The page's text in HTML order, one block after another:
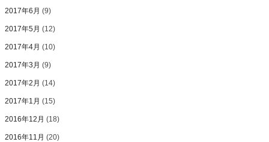
2017年6月 (9)
2017年5月 (12)
2017年4月 (10)
2017年3月 (9)
2017年2月 (14)
2017年1月 (15)
2016年12月 (18)
2016年11月 (20)